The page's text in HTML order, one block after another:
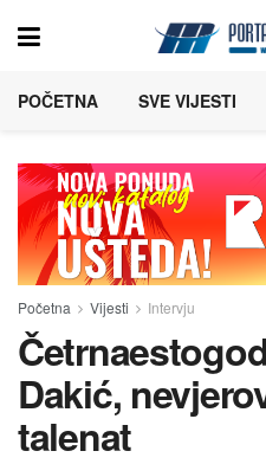
POČETNA SVE VIJESTI
Početna Vijesti Intervju
Dakić,
talenat